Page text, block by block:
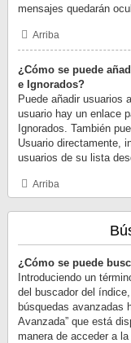
mensajes quedarán
Arriba
¿Cómo se puede
e Ignorados?
Puede añadir usuarios
usuario hay un enlace
Ignorados. También
Usuario directamente,
usuarios de su lista
Arriba
¿Cómo se puede
Introduciendo un
del buscador del
búsquedas avanzadas
Avanzada” que está
manera de acceder a